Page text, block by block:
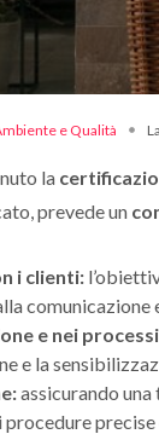
e Qualità
la
prevede un
i clienti:
comunicazione
e nei
e la
assicurando